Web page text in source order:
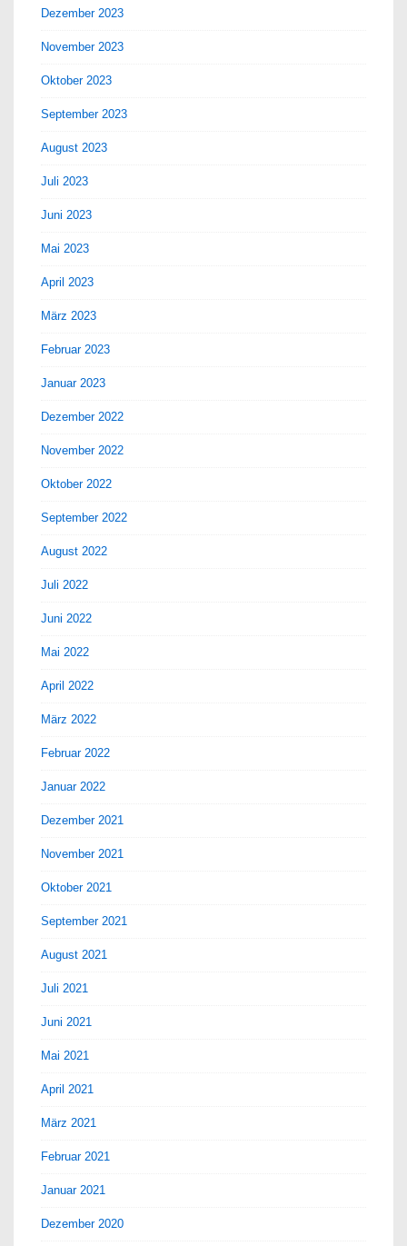
Dezember 2023
November 2023
Oktober 2023
September 2023
August 2023
Juli 2023
Juni 2023
Mai 2023
April 2023
März 2023
Februar 2023
Januar 2023
Dezember 2022
November 2022
Oktober 2022
September 2022
August 2022
Juli 2022
Juni 2022
Mai 2022
April 2022
März 2022
Februar 2022
Januar 2022
Dezember 2021
November 2021
Oktober 2021
September 2021
August 2021
Juli 2021
Juni 2021
Mai 2021
April 2021
März 2021
Februar 2021
Januar 2021
Dezember 2020